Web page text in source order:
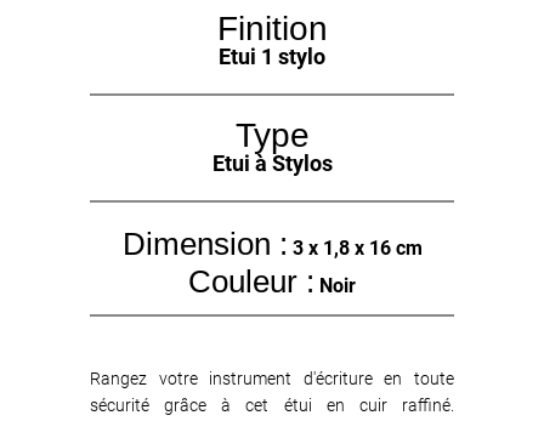
Finition
Etui 1 stylo
Type
Etui à Stylos
Dimension : 3 x 1,8 x 16 cm
Couleur : Noir
Rangez votre instrument d'écriture en toute
sécurité grâce à cet étui en cuir raffiné.